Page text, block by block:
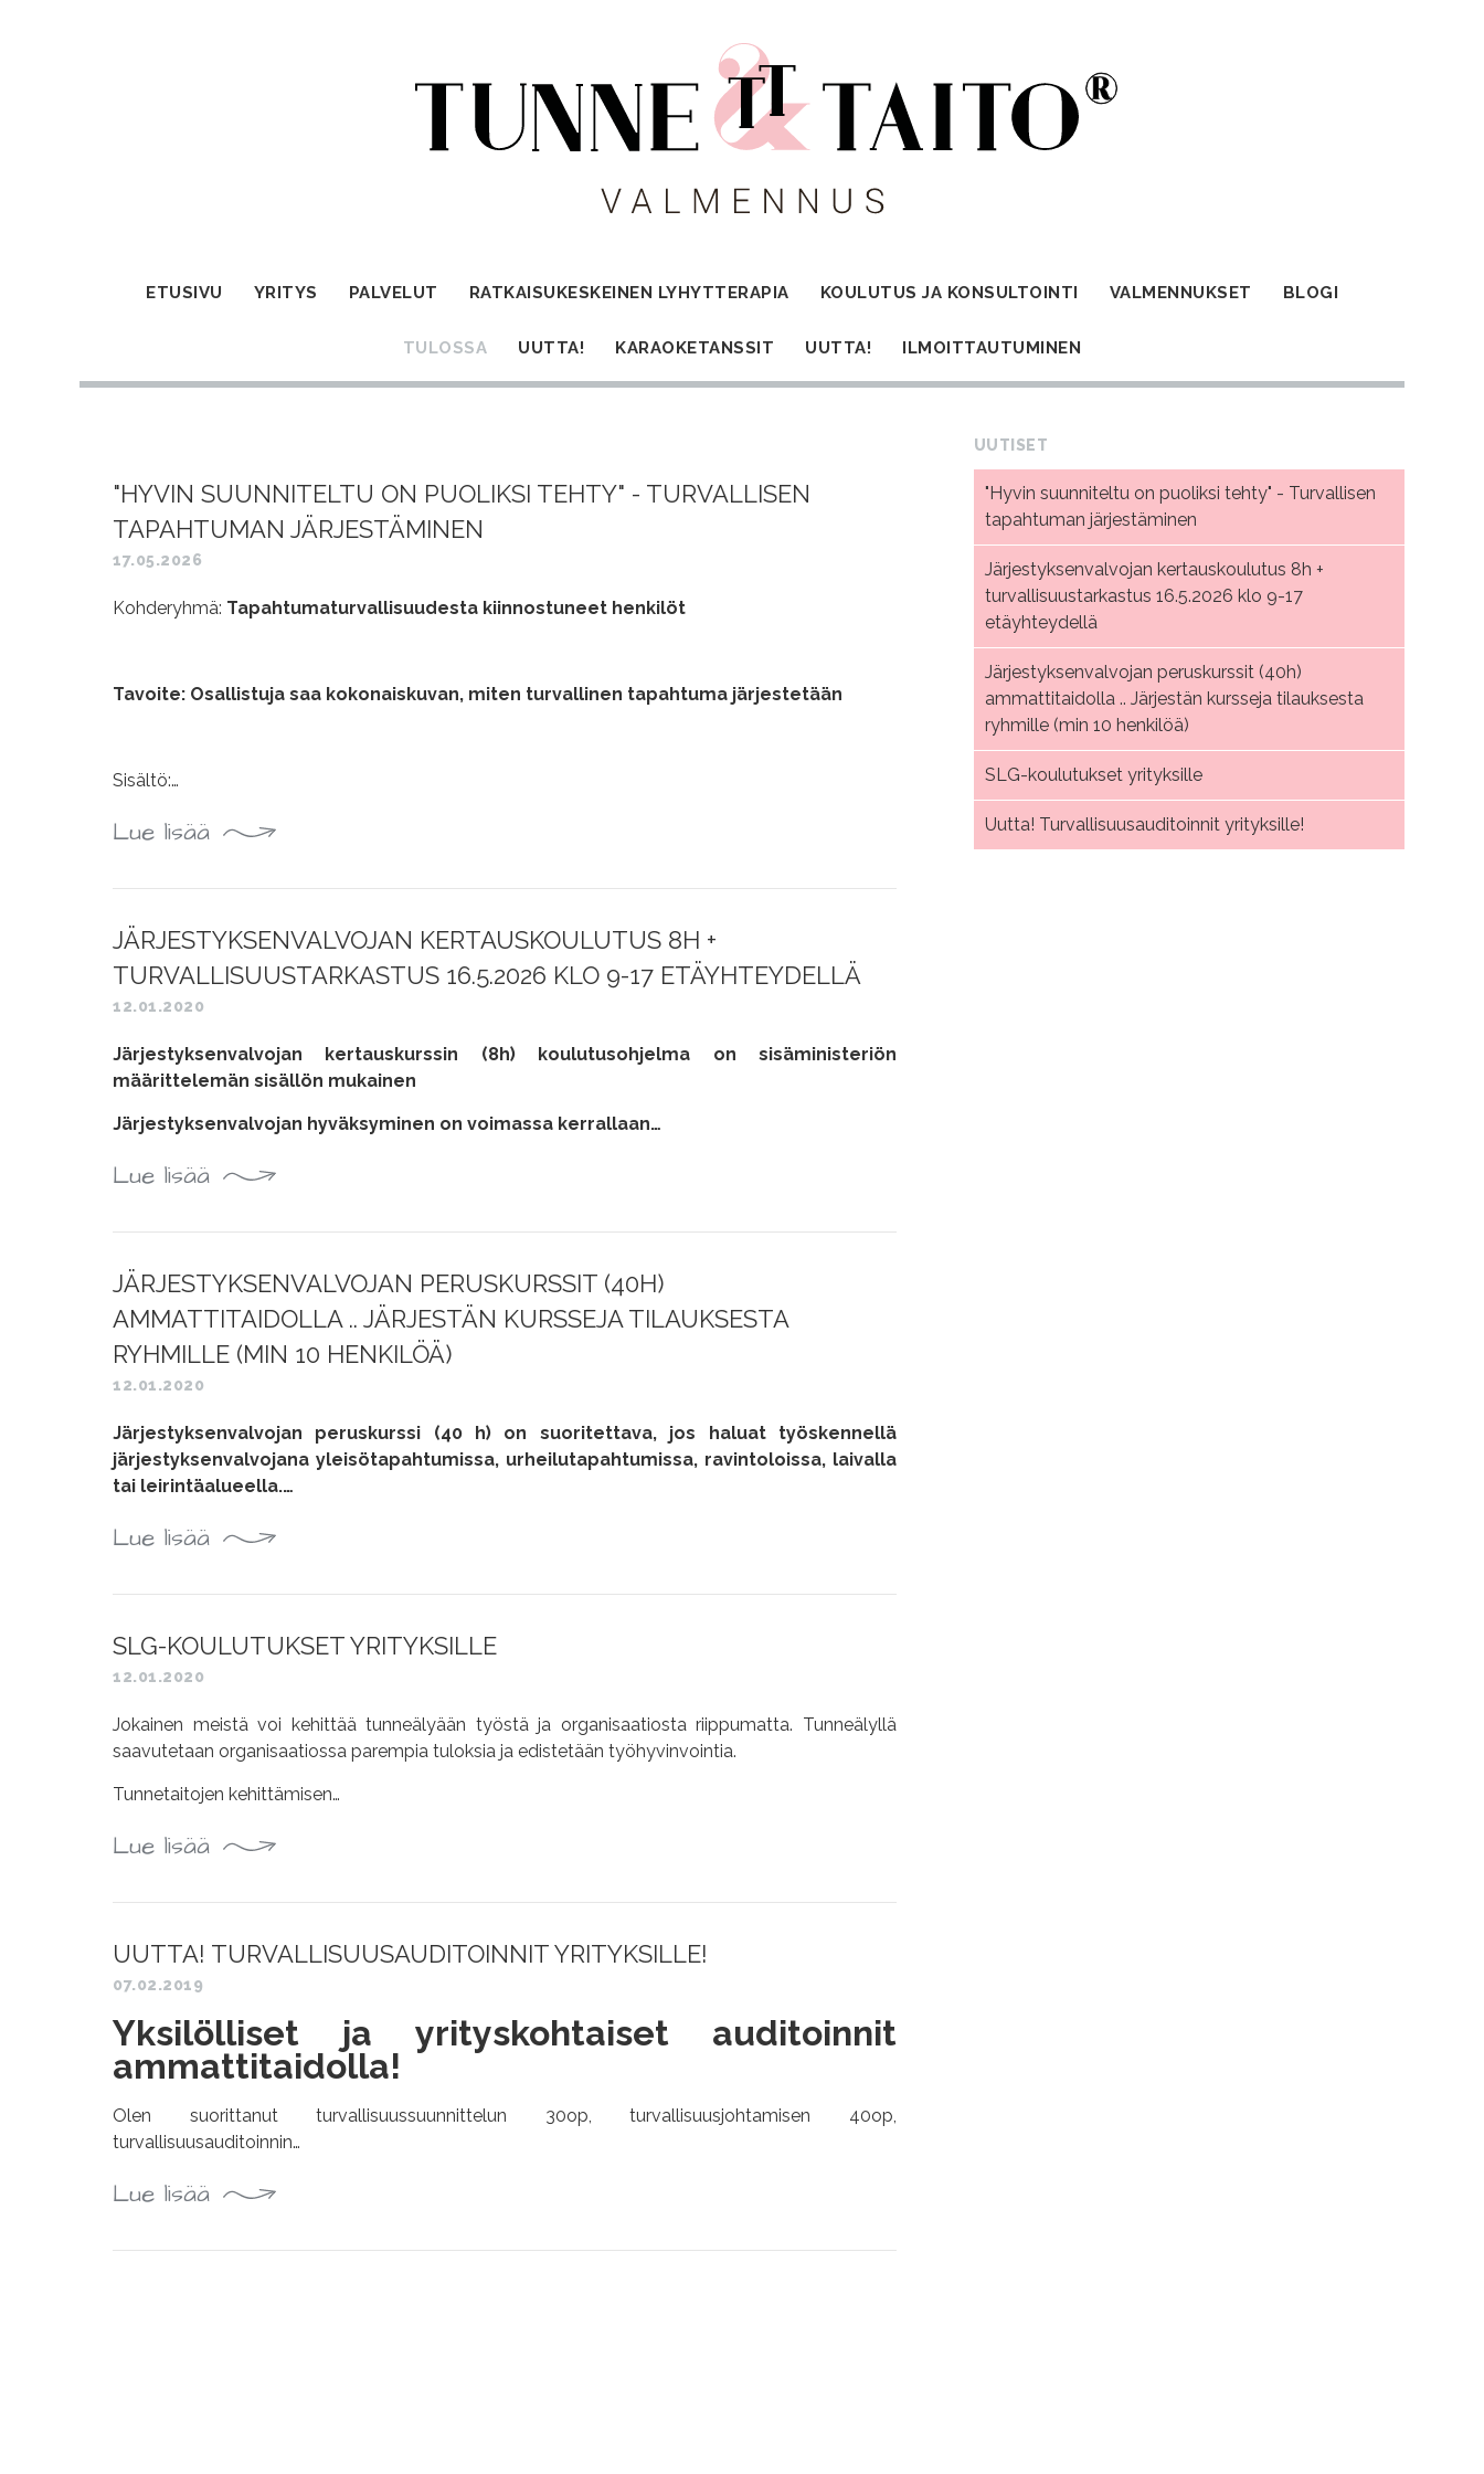
ETUSIVU YRITYS PALVELUT RATKAISUKESKEINEN LYHYTTERAPIA KOULUTUS JA KONSULTOINTI VALMENNUKSET BLOGI
TULOSSA UUTTA! KARAOKETANSSIT UUTTA! ILMOITTAUTUMINEN
"HYVIN SUUNNITELTU ON PUOLIKSI TEHTY" - TURVALLISEN
TAPAHTUMAN JÄRJESTÄMINEN
17.05.2026
Kohderyhmä: Tapahtumaturvallisuudesta kiinnostuneet henkilöt
Tavoite: Osallistuja saa kokonaiskuvan, miten turvallinen tapahtuma järjestetään
Sisältö:…
Lue lisää
JÄRJESTYKSENVALVOJAN KERTAUSKOULUTUS 8H +
TURVALLISUUSTARKASTUS 16.5.2026 KLO 9-17 ETÄYHTEYDELLÄ
12.01.2020
Järjestyksenvalvojan kertauskurssin (8h) koulutusohjelma on sisäministeriön
määrittelemän sisällön mukainen
Järjestyksenvalvojan hyväksyminen on voimassa kerrallaan…
Lue lisää
JÄRJESTYKSENVALVOJAN PERUSKURSSIT (40H)
AMMATTITAIDOLLA .. JÄRJESTÄN KURSSEJA TILAUKSESTA
RYHMILLE (MIN 10 HENKILÖÄ)
12.01.2020
Järjestyksenvalvojan peruskurssi (40 h) on suoritettava, jos haluat työskennellä
järjestyksenvalvojana yleisötapahtumissa, urheilutapahtumissa, ravintoloissa, laivalla
tai leirintäalueella.…
Lue lisää
SLG-KOULUTUKSET YRITYKSILLE
12.01.2020
Jokainen meistä voi kehittää tunneälyään työstä ja organisaatiosta riippumatta. Tunneälyllä
saavutetaan organisaatiossa parempia tuloksia ja edistetään työhyvinvointia.
Tunnetaitojen kehittämisen…
Lue lisää
UUTTA! TURVALLISUUSAUDITOINNIT YRITYKSILLE!
07.02.2019
Yksilölliset ja yrityskohtaiset auditoinnit
ammattitaidolla!
Olen suorittanut turvallisuussuunnittelun 30op, turvallisuusjohtamisen 40op,
turvallisuusauditoinnin…
Lue lisää
UUTISET
"Hyvin suunniteltu on puoliksi tehty" - Turvallisen
tapahtuman järjestäminen
Järjestyksenvalvojan kertauskoulutus 8h +
turvallisuustarkastus 16.5.2026 klo 9-17
etäyhteydellä
Järjestyksenvalvojan peruskurssit (40h)
ammattitaidolla .. Järjestän kursseja tilauksesta
ryhmille (min 10 henkilöä)
SLG-koulutukset yrityksille
Uutta! Turvallisuusauditoinnit yrityksille!